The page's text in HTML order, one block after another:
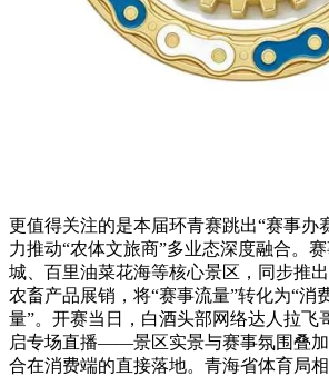
更值得关注的是本届环青赛跳出“赛事办
力推动“农体文旅商”多业态深度融合。
城、百里油菜花海等核心景区，同步推
农畜产品展销，将“赛事流量”转化为“消
量”。开赛当日，白酒头部网络达人拉飞
启专场直播——景区实景与赛事氛围叠
合在消费端的直接落地。青海省体育局